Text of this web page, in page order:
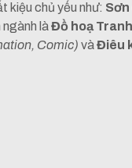
kiệu chủ yếu như: Sơn
ngành làĐồ hoạ
Comic)vàĐiêu